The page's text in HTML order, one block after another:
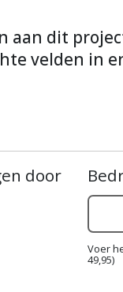
dit
velden in
door
Voer
49,95)